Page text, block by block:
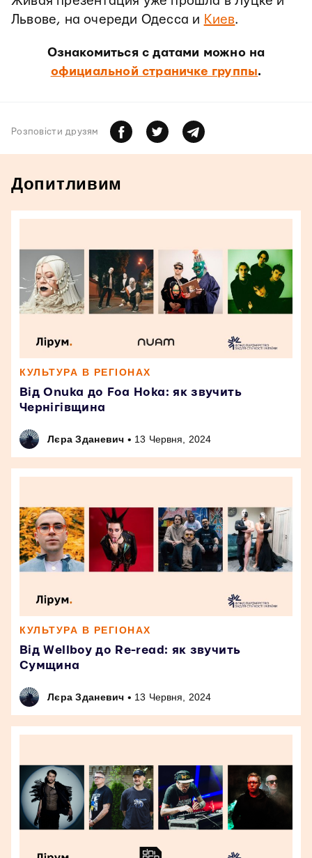
Львове, на очереди Одесса и Киев.
Ознакомиться с датами можно на
официальной страничке группы.
Розповiсти друзям
Допитливим
КУЛЬТУРА В РЕГІОНАХ
Від Onuka до Foa Hoka: як звучить
Чернігівщина
Лєра Зданевич • 13 Червня, 2024
КУЛЬТУРА В РЕГІОНАХ
Від Wellboy до Re-read: як звучить
Сумщина
Лєра Зданевич • 13 Червня, 2024